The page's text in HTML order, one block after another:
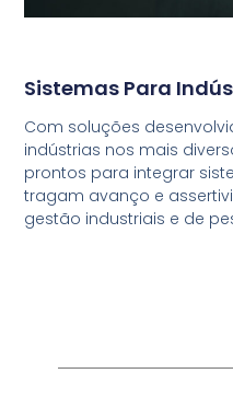
Sistemas Para
Com soluções
indústrias nos mais
prontos para integrar
tragam avanço e
gestão industriais e de